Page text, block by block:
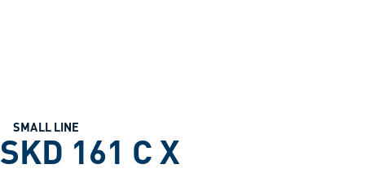
SMALL LINE
SKD 161 C X